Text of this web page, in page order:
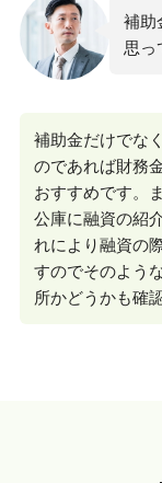
補助
思っ
補助金だけでな
のであれば財務
おすすめです。
公庫に融資の紹
れにより融資の
すのでそのよう
所かどうかも確